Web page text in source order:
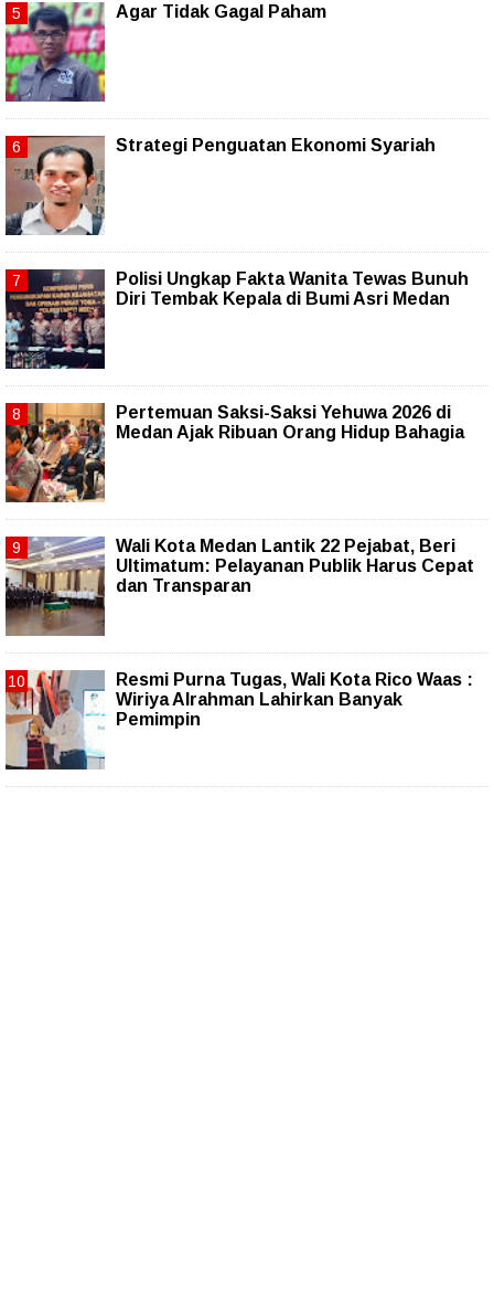
Agar Tidak Gagal Paham
Strategi Penguatan Ekonomi Syariah
Polisi Ungkap Fakta Wanita Tewas Bunuh
Diri Tembak Kepala di Bumi Asri Medan
Pertemuan Saksi-Saksi Yehuwa 2026 di
Medan Ajak Ribuan Orang Hidup Bahagia
Wali Kota Medan Lantik 22 Pejabat, Beri
Ultimatum: Pelayanan Publik Harus Cepat
dan Transparan
Resmi Purna Tugas, Wali Kota Rico Waas :
Wiriya Alrahman Lahirkan Banyak
Pemimpin